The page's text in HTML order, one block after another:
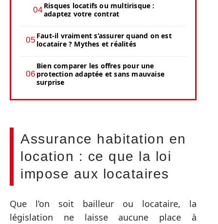
Risques locatifs ou multirisque :
adaptez votre contrat
Faut-il vraiment s’assurer quand on est
locataire ? Mythes et réalités
Bien comparer les offres pour une
protection adaptée et sans mauvaise
surprise
Assurance habitation en
location : ce que la loi
impose aux locataires
Que l’on soit bailleur ou locataire, la
législation ne laisse aucune place à